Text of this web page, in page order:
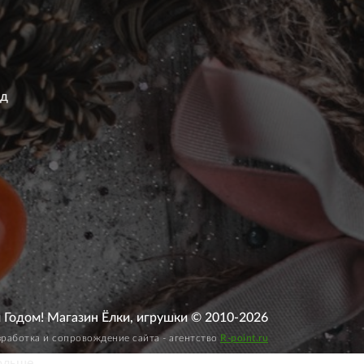
Магазин Ёлки, игрушки © 2010-2026
и сопровождение сайта - агентство R-point.ru